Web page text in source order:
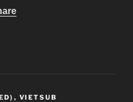
, VIETSUB